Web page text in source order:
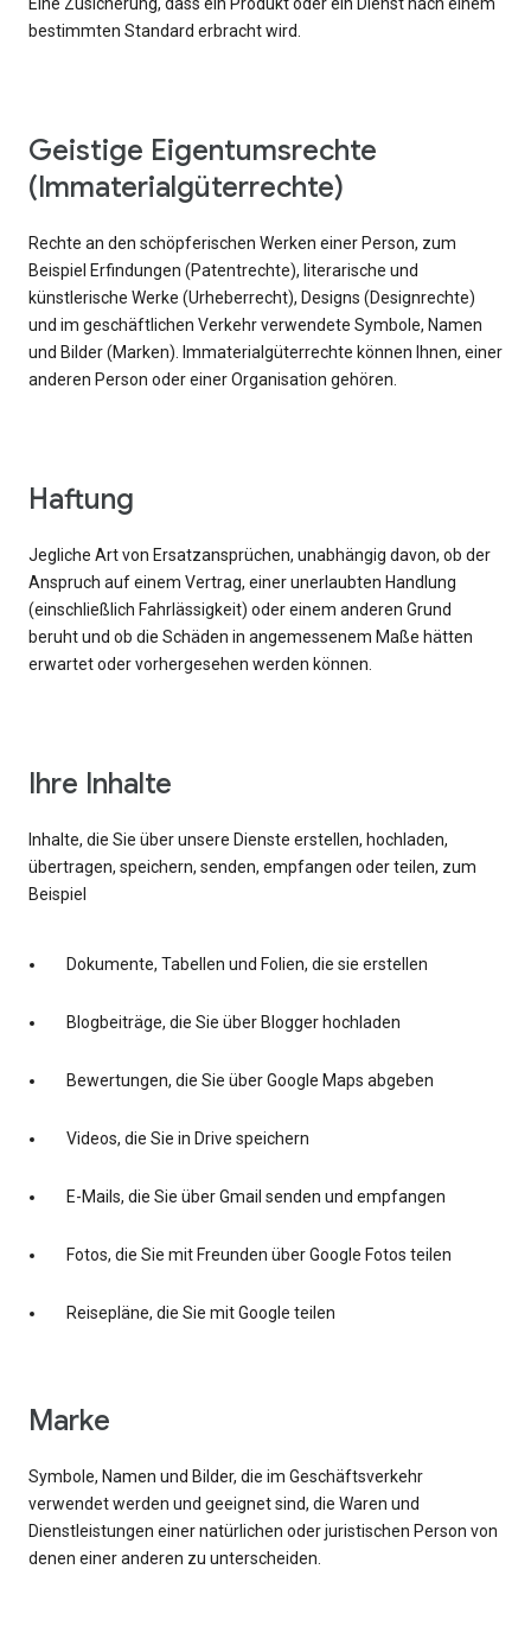
Eine Zusicherung, dass ein Produkt oder ein Dienst nach einem
bestimmten Standard erbracht wird.
Geistige Eigentumsrechte
(Immaterialgüterrechte)
Rechte an den schöpferischen Werken einer Person, zum
Beispiel Erfindungen (Patentrechte), literarische und
künstlerische Werke (Urheberrecht), Designs (Designrechte)
und im geschäftlichen Verkehr verwendete Symbole, Namen
und Bilder (Marken). Immaterialgüterrechte können Ihnen, einer
anderen Person oder einer Organisation gehören.
Haftung
Jegliche Art von Ersatzansprüchen, unabhängig davon, ob der
Anspruch auf einem Vertrag, einer unerlaubten Handlung
(einschließlich Fahrlässigkeit) oder einem anderen Grund
beruht und ob die Schäden in angemessenem Maße hätten
erwartet oder vorhergesehen werden können.
Ihre Inhalte
Inhalte, die Sie über unsere Dienste erstellen, hochladen,
übertragen, speichern, senden, empfangen oder teilen, zum
Beispiel
Dokumente, Tabellen und Folien, die sie erstellen
Blogbeiträge, die Sie über Blogger hochladen
Bewertungen, die Sie über Google Maps abgeben
Videos, die Sie in Drive speichern
E-Mails, die Sie über Gmail senden und empfangen
Fotos, die Sie mit Freunden über Google Fotos teilen
Reisepläne, die Sie mit Google teilen
Marke
Symbole, Namen und Bilder, die im Geschäftsverkehr
verwendet werden und geeignet sind, die Waren und
Dienstleistungen einer natürlichen oder juristischen Person von
denen einer anderen zu unterscheiden.